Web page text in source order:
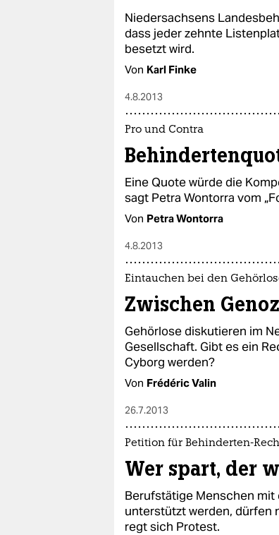
Niedersachsens
dass jeder zehnte
besetzt wird.
Von Karl Finke
4.8.2013
Pro und Contra
Eine Quote würde die
sagt Petra Wontorra vom
Von Petra Wontorra
4.8.2013
Eintauchen bei den
Zwischen
Gehörlose diskutieren im
Gesellschaft. Gibt es ein
Cyborg werden?
Von Frédéric Valin
26.7.2013
Petition für Behinderten-
Wer spart, der
Berufstätige Menschen mit
unterstützt werden, dürfen
regt sich Protest.